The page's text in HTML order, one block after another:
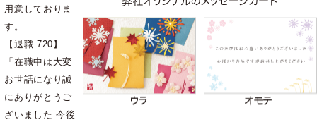
用意しておりま
す。
【退職 720】
「在職中は大変
お世話になり誠
にありがとうご
ざいました 今後